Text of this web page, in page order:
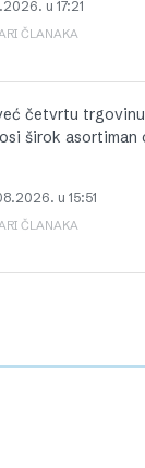
u 17:21
ČLANAKA
četvrtu
širok asortiman
u 15:51
ČLANAKA